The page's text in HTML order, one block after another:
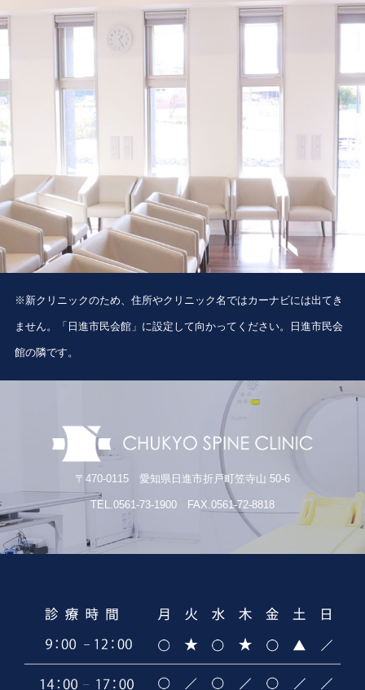
※新クリニックのため、住所やクリニック名ではカーナビには出てき
ません。「日進市民会館」に設定して向かってください。日進市民会
館の隣です。
〒470-0115 愛知県日進市折戸町笠寺山 50-6
TEL.0561-73-1900 FAX.0561-72-8818